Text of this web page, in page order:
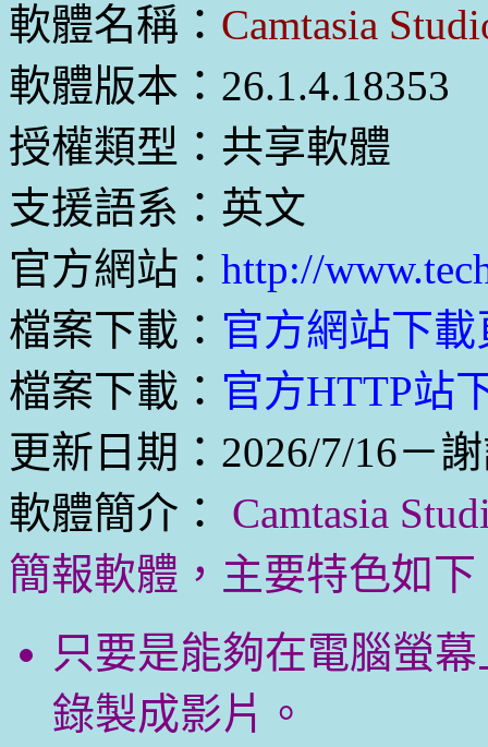
軟體名稱： Camtasia
軟體版本：26.1.4.18353
授權類型：共享軟體
支援語系：英文
官方網站： http://
檔案下載： 官方網站下載
檔案下載： 官方HTTP站
更新日期：2026/7/16－
軟體簡介：
Camtasia
簡報軟體，主要特色如下
只要是能夠在電腦螢
錄製成影片。